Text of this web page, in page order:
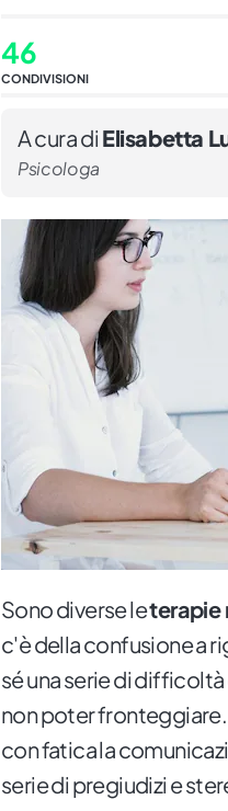
46
CONDIVISIONI
A cura di Elisabetta
Psicologa
Sono diverse leterapie
c'è della confusione a
sé una serie di
non poter
con fatica la
serie di pregiudizi e